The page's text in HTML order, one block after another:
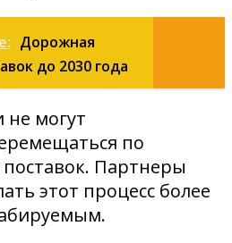
Дорожная
до 2030 года
не могут
по
Партнеры
этот процесс более